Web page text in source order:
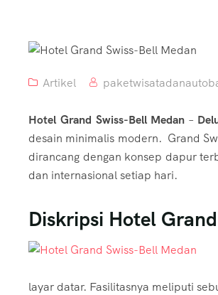
Artikel
Hotel Grand Swiss-Bell Medan –
desain minimalis modern. Grand
dirancang dengan konsep dapur
dan internasional setiap hari.
Diskripsi Hotel
layar datar. Fasilitasnya meliputi